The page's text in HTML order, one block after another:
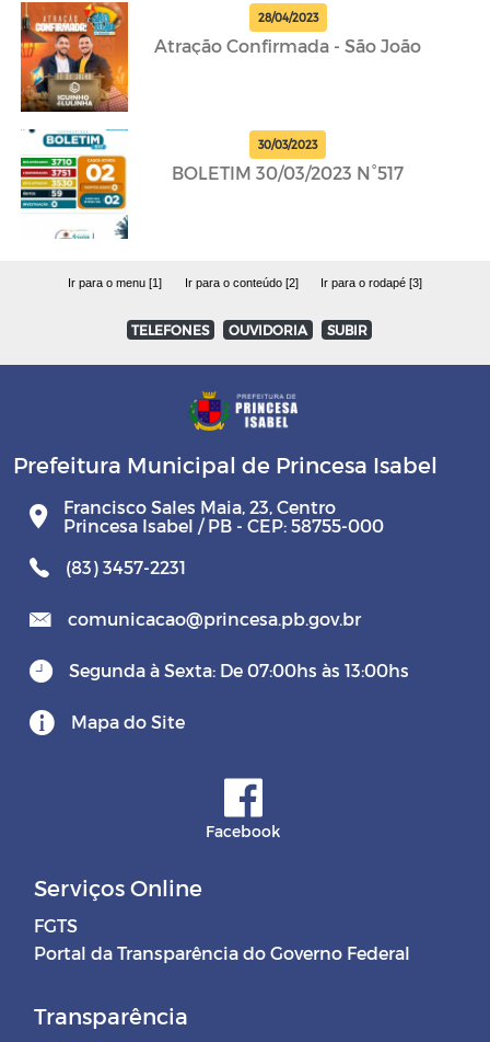
28/04/2023
Atração Confirmada - São João
30/03/2023
BOLETIM 30/03/2023 N°517
Ir para o menu [1] Ir para o conteúdo [2] Ir para o rodapé [3]
TELEFONES OUVIDORIA SUBIR
Prefeitura Municipal de Princesa Isabel
Francisco Sales Maia, 23, Centro
Princesa Isabel / PB - CEP: 58755-000
(83) 3457-2231
comunicacao@princesa.pb.gov.br
Segunda à Sexta: De 07:00hs às 13:00hs
Mapa do Site
Facebook
Serviços Online
FGTS
Portal da Transparência do Governo Federal
Transparência